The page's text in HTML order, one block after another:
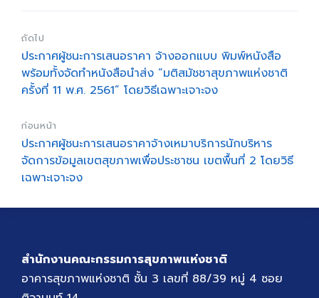
ถัดไป
ประกาศผู้ชนะการเสนอราคา จ้างออกแบบ พิมพ์หนังสือ
พร้อมทั้งจัดทำหนังสือนำส่ง “มติสมัชชาสุขภาพแห่งชาติ
ครั้งที่ 11 พ.ศ. 2561” โดยวิธีเฉพาะเจาะจง
ก่อนหน้า
ประกาศผู้ชนะการเสนอราคาจ้างเหมาบริการนักบริหาร
จัดการข้อมูลเขตสุขภาพเพื่อประชาชน เขตพื้นที่ 2 โดยวิธี
เฉพาะเจาะจง
สำนักงานคณะกรรมการสุขภาพแห่งชาติ
อาคารสุขภาพแห่งชาติ ชั้น 3 เลขที่ 88/39 หมู่ 4 ซอย